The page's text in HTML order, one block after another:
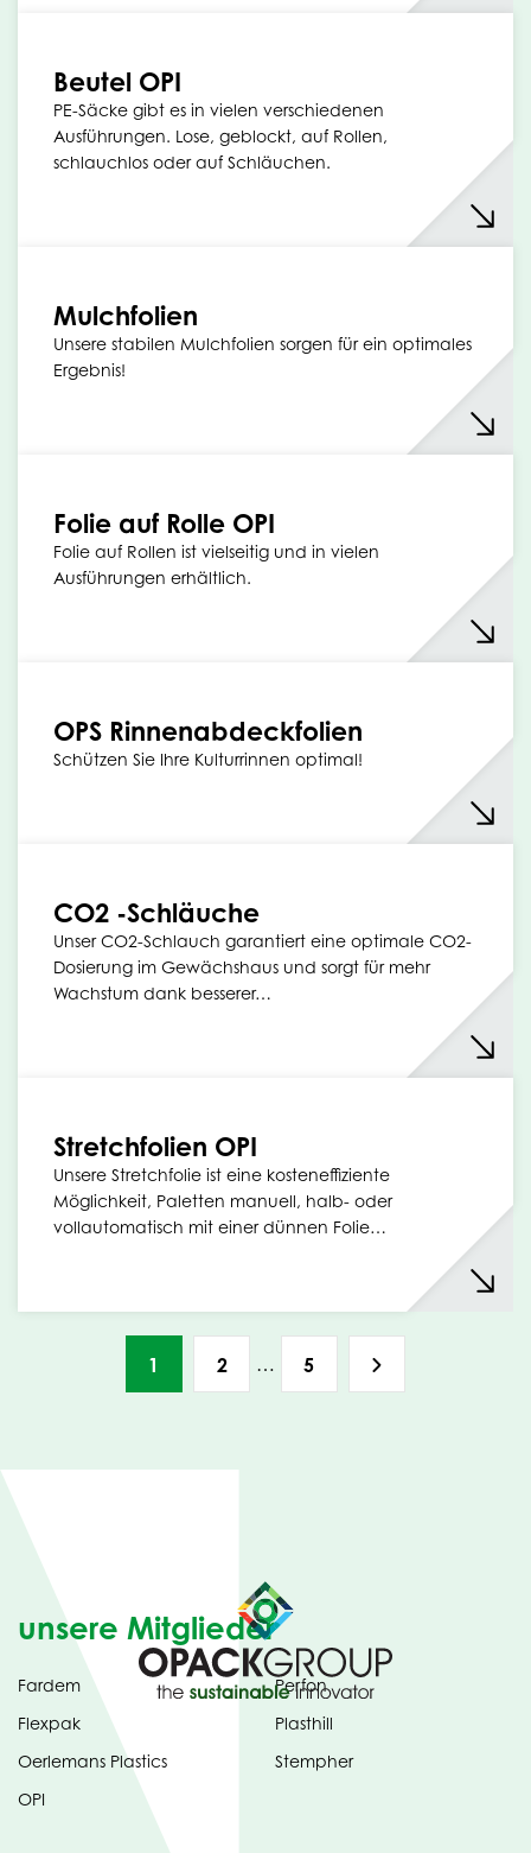
Beutel OPI
PE-Säcke gibt es in vielen verschiedenen
Ausführungen. Lose, geblockt, auf Rollen,
schlauchlos oder auf Schläuchen.
Mulchfolien
Unsere stabilen Mulchfolien sorgen für ein optimales
Ergebnis!
Folie auf Rolle OPI
Folie auf Rollen ist vielseitig und in vielen
Ausführungen erhältlich.
OPS Rinnenabdeckfolien
Schützen Sie Ihre Kulturrinnen optimal!
CO2 -Schläuche
Unser CO2-Schlauch garantiert eine optimale CO2-
Dosierung im Gewächshaus und sorgt für mehr
Wachstum dank besserer…
Stretchfolien OPI
Unsere Stretchfolie ist eine kosteneffiziente
Möglichkeit, Paletten manuell, halb- oder
vollautomatisch mit einer dünnen Folie…
1 2 … 5
unsere Mitglieder
Fardem
Flexpak
Oerlemans Plastics
OPI
Perfon
Plasthill
Stempher